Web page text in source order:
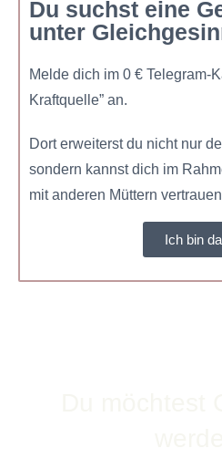
Du suchst eine
unter
Melde dich im 0 € Telegram-
Kraftquelle” an.
Dort erweiterst du nicht nur
sondern kannst dich im
mit anderen Müttern
Ich bin